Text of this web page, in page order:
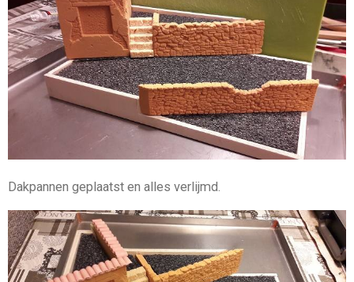
Dakpannen geplaatst en alles verlijmd.